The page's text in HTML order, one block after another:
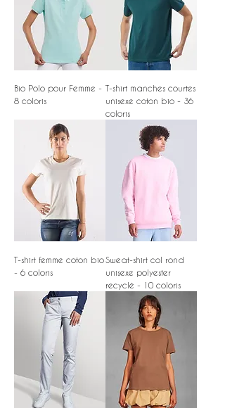
Bio Polo pour Femme -
8 coloris
T-shirt manches courtes
unisexe coton bio - 36
coloris
T-shirt femme coton bio
- 6 coloris
Sweat-shirt col rond
unisexe polyester
recyclé - 10 coloris